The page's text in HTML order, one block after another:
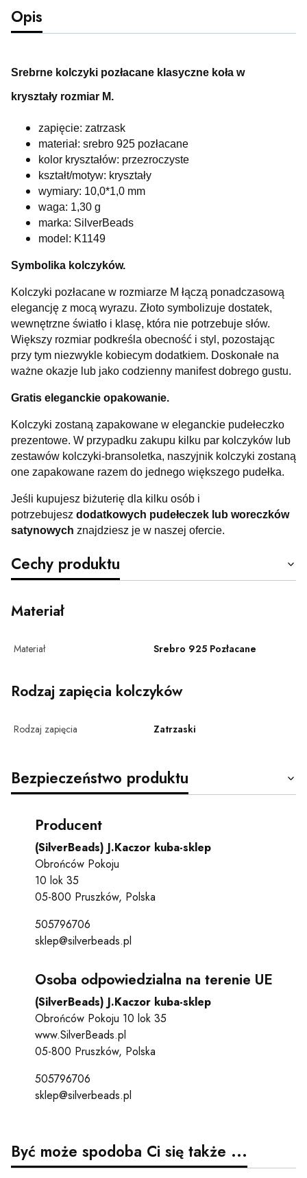
Opis
Srebrne kolczyki pozłacane klasyczne koła w
kryształy rozmiar M.
zapięcie: zatrzask
materiał: srebro 925 pozłacane
kolor kryształów: przezroczyste
kształt/motyw: kryształy
wymiary: 10,0*1,0 mm
waga: 1,30 g
marka: SilverBeads
model: K1149
Symbolika kolczyków.
Kolczyki pozłacane w rozmiarze M łączą ponadczasową
elegancję z mocą wyrazu. Złoto symbolizuje dostatek,
wewnętrzne światło i klasę, która nie potrzebuje słów.
Większy rozmiar podkreśla obecność i styl, pozostając
przy tym niezwykle kobiecym dodatkiem. Doskonałe na
ważne okazje lub jako codzienny manifest dobrego gustu.
Gratis eleganckie opakowanie.
Kolczyki zostaną zapakowane w eleganckie pudełeczko
prezentowe. W przypadku zakupu kilku par kolczyków lub
zestawów kolczyki-bransoletka, naszyjnik kolczyki zostaną
one zapakowane razem do jednego większego pudełka.
Jeśli kupujesz biżuterię dla kilku osób i
potrzebujesz dodatkowych pudełeczek lub woreczków
satynowych znajdziesz je w naszej ofercie.
Cechy produktu
Materiał
Materiał Srebro 925 Pozłacane
Rodzaj zapięcia kolczyków
Rodzaj zapięcia Zatrzaski
Bezpieczeństwo produktu
Producent
(SilverBeads) J.Kaczor kuba-sklep
Obrońców Pokoju
10 lok 35
05-800 Pruszków, Polska
505796706
sklep@silverbeads.pl
Osoba odpowiedzialna na terenie UE
(SilverBeads) J.Kaczor kuba-sklep
Obrońców Pokoju 10 lok 35
www.SilverBeads.pl
05-800 Pruszków, Polska
505796706
sklep@silverbeads.pl
Być może spodoba Ci się także ...